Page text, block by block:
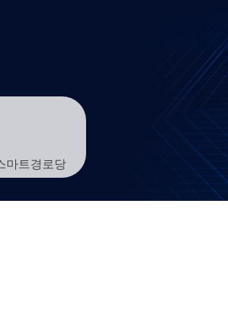
마트경로당